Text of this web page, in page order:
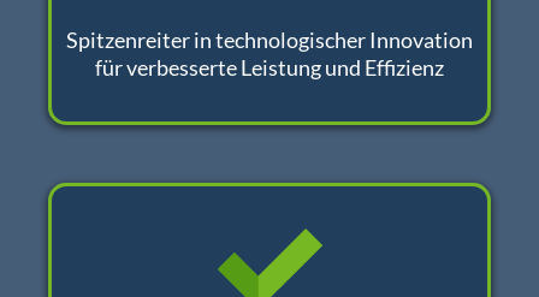
Spitzenreiter in technologischer Innovation
für verbesserte Leistung und Effizienz